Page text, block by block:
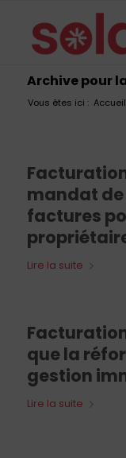
Archive pour
Vous êtes ici : Accueil
mandat
factures
Lire la suite
que la
gestion
Lire la suite